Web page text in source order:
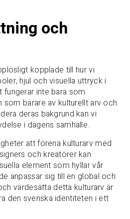
och
kopplade till hur vi
hjul och visuella uttryck i
fungerar inte bara som
som bärare av kulturellt arv och
deras bakgrund kan vi
i dagens samhälle.
att förena kulturarv med
och kreatörer kan
element som hyllar vår
anpassar sig till en global och
värdesätta detta kulturarv är
den svenska identiteten i ett